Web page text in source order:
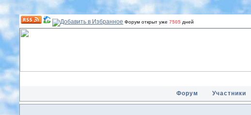
Форум открыт уже7505 дней
Форум Участники